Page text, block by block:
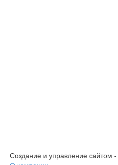
Создание и управление сайтом -